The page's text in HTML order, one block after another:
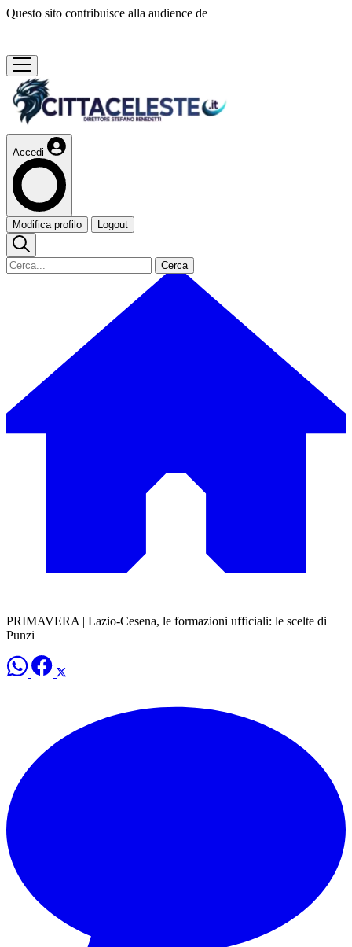
Questo sito contribuisce alla audience de
Accedi
Modifica profilo Logout
Cerca
PRIMAVERA | Lazio-Cesena, le formazioni ufficiali: le scelte di
Punzi